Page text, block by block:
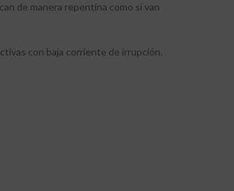
de manera repentina como si van
con baja corriente de irrupción.